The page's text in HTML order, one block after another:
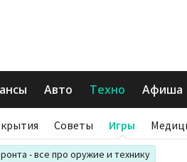
Авто Техно Афиша
Советы Игры
- все про оружие и технику